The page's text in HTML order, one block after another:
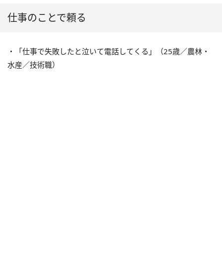
仕事のことで頼る
・「仕事で失敗したと泣いて電話してくる」（25歳／農林・
水産／技術職）